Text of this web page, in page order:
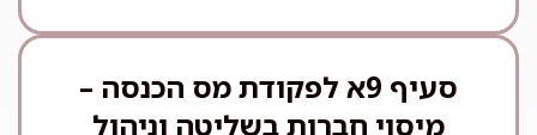
סעיף 9א לפקודת מס הכנסה –
מיסוי חברות בשליטה וניהול